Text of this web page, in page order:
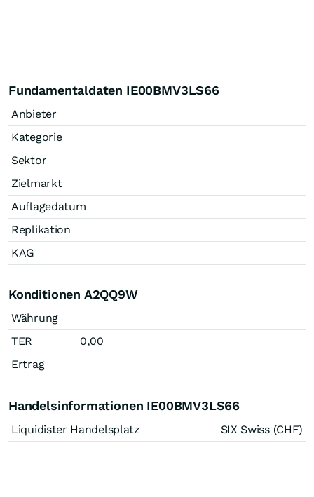
Fundamentaldaten IE00BMV3LS66
Anbieter
Kategorie
Sektor
Zielmarkt
Auflagedatum
Replikation
KAG
Konditionen A2QQ9W
Währung
TER
0,00
Ertrag
Handelsinformationen IE00BMV3LS66
Liquidister Handelsplatz SIX Swiss (CHF)